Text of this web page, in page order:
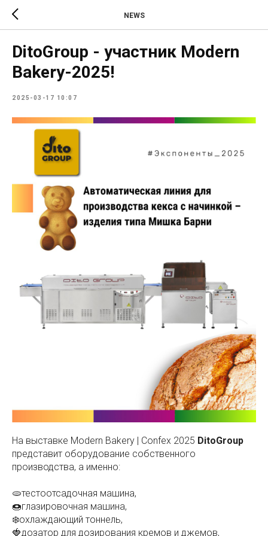
NEWS
DitoGroup - участник Modern
Bakery-2025!
2025-03-17 10:07
На выставке Modern Bakery | Confex 2025 DitoGroup
представит оборудование собственного
производства, а именно:
🫓тестоотсадочная машина,
🍩глазировочная машина,
❄️охлаждающий тоннель,
🍓дозатор для дозирования кремов и джемов,